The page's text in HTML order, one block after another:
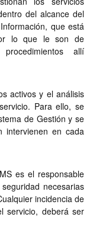
del alcance del
que está
lo que le son de
allí
activos y el análisis
Para ello, se
de Gestión y se
intervienen en cada
es el responsable
necesarias
incidencia de
servicio, deberá ser